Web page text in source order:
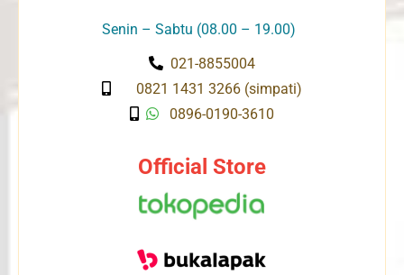
Senin – Sabtu (08.00 – 19.00)
021-8855004
0821 1431 3266 (simpati)
0896-0190-3610
Official Store